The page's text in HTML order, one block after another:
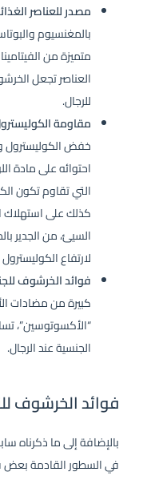
مصدر للعناصر
بالمغنسيوم
متميزة من
العناصر تجعل
للرجال.
مقاومة
خفض الكوليسترول
احتوائه على مادة
التي تقاوم تكون
كذلك على استهلاك
السيئ، من الجدير
لارتفاع
فوائد الخرشوف
كبيرة من مضادات
“الأكسوتوسين”،
الجنسية عند الرجال.
فوائد الخرشوف
بالإضافة إلى ما ذكرناه
في السطور القادمة بعض